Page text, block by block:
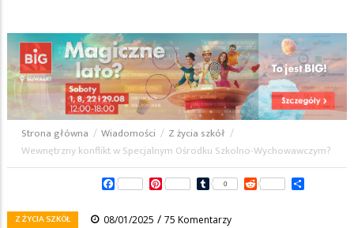
Ścieżka
nawigacyjna
Strona główna / Wiadomości / Z życia szkół /
Wewnętrzny konflikt w Specjalnym Ośrodku Szkolno-Wychowawczym?
FacebookPinterestTumblr
0 Reddit
Z ŻYCIA SZKÓŁ 08/01/2025 / 75 Komentarzy